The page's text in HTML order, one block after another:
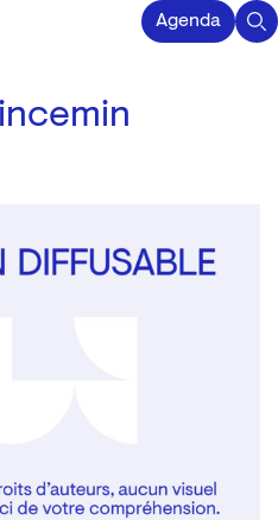
Agenda